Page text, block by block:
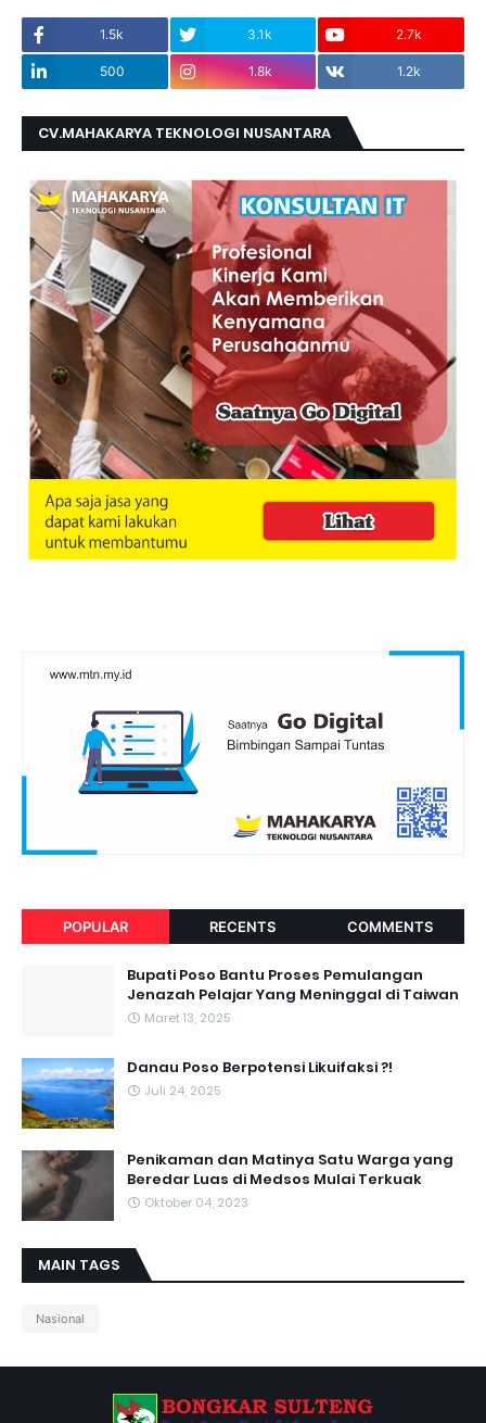
1.5k 3.1k 2.7k
500 1.8k 1.2k
CV.MAHAKARYA TEKNOLOGI NUSANTARA
POPULAR RECENTS COMMENTS
Bupati Poso Bantu Proses Pemulangan
Jenazah Pelajar Yang Meninggal di Taiwan
Maret 13, 2025
Danau Poso Berpotensi Likuifaksi ?!
Juli 24, 2025
Penikaman dan Matinya Satu Warga yang
Beredar Luas di Medsos Mulai Terkuak
Oktober 04, 2023
MAIN TAGS
Nasional